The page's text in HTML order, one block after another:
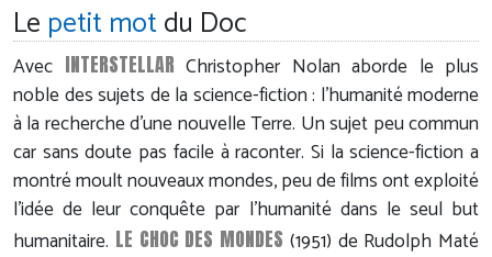
Le petit motdu Doc
Avec INTERSTELLAR Christopher Nolan aborde le plus
noble des sujets de la science-fiction : l'humanité moderne
à la recherche d'une nouvelle Terre. Un sujet peu commun
car sans doute pas facile à raconter. Si la science-fiction a
montré moult nouveaux mondes, peu de films ont exploité
l'idée de leur conquête par l'humanité dans le seul but
humanitaire. LE CHOC DES MONDES (1951) de Rudolph Maté